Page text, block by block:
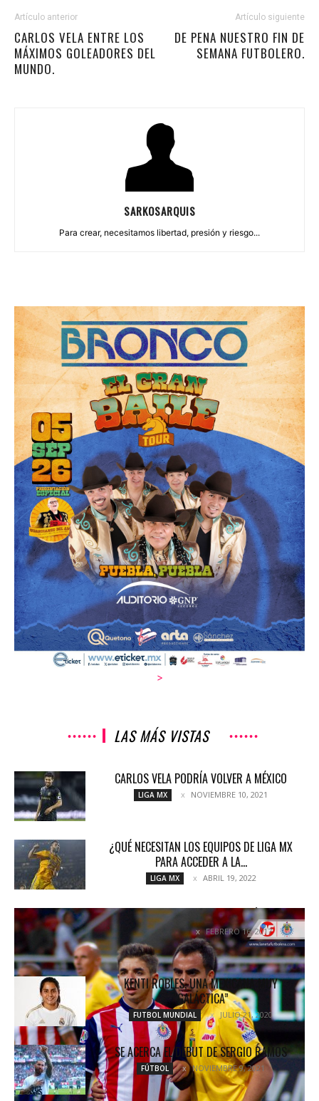
Artículo anterior
CARLOS VELA ENTRE LOS
MÁXIMOS GOLEADORES DEL
MUNDO.
Artículo siguiente
DE PENA NUESTRO FIN DE
SEMANA FUTBOLERO.
SARKOSARQUIS
Para crear, necesitamos libertad, presión y riesgo...
>
LAS MÁS VISTAS
CARLOS VELA PODRÍA VOLVER A MÉXICO
LIGA MX NOVIEMBRE 10, 2021
¿QUÉ NECESITAN LOS EQUIPOS DE LIGA MX
PARA ACCEDER A LA...
LIGA MX ABRIL 19, 2022
¡CON LA MIRA PUESTA EN EL CLÁSICO!
COLUMNETAS FEBRERO 16, 2017
KENTI ROBLES, UNA MEXICANA MUY
“GALÁCTICA”
FUTBOL MUNDIAL JULIO 21, 2020
SE ACERCA EL DEBUT DE SERGIO RAMOS
FÚTBOL NOVIEMBRE 9, 2021